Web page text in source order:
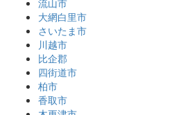
大網白里市
さいたま市
川越市
比企郡
四街道市
柏市
香取市